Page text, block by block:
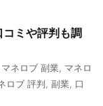
ミや評判も調
マネロブ 副業
マネロ
ロブ 評判 副業
口